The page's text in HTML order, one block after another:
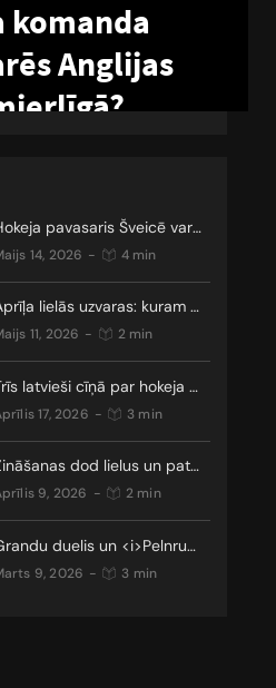
Hokeja pavasaris Šveicē var sākties
maijs 14, 2026 - 4 min
Aprīļa lielās uzvaras: kuram gan nepatīk neizšķirti?
maijs 11, 2026 - 2 min
Trīs latvieši cīņā par hokeja galveno trofeju
aprīlis 17, 2026 - 3 min
Zināšanas dod lielus un patīkamus laimestus
aprīlis 9, 2026 - 2 min
Grandu duelis un <i>Pelnrušķītes stāsts</i>: kādus pārsteigumus nesīs Čempionu līgas TOP 16?
marts 9, 2026 - 3 min